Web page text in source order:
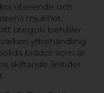
utseende och
mjukhet,
utegolv behåller
ytbehandling
brädor som är
skiftande årstider